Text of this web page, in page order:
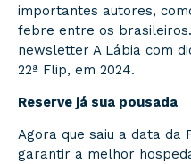
importantes autores,
febre entre os
newsletter A Lábia com
22ª Flip, em 2024.
Reserve já sua pousada
Agora que saiu a data da
garantir a melhor